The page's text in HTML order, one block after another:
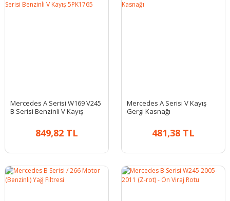
Mercedes A Serisi W169 V245
B Serisi Benzinli V Kayış
849,82 TL
Mercedes A Serisi V Kayış
Gergi Kasnağı
481,38 TL